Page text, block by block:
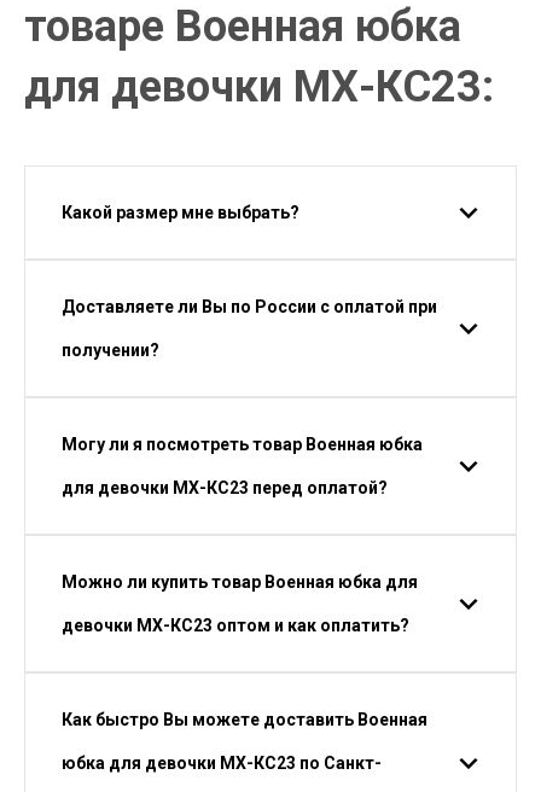
товаре Военная юбка
для девочки МХ-КС23:
Какой размер мне выбрать?
Доставляете ли Вы по России с оплатой при
получении?
Могу ли я посмотреть товар Военная юбка
для девочки МХ-КС23 перед оплатой?
Можно ли купить товар Военная юбка для
девочки МХ-КС23 оптом и как оплатить?
Как быстро Вы можете доставить Военная
юбка для девочки МХ-КС23 по Санкт-